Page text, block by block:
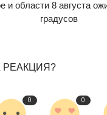
и области 8 августа
градусов
РЕАКЦИЯ?
0 0